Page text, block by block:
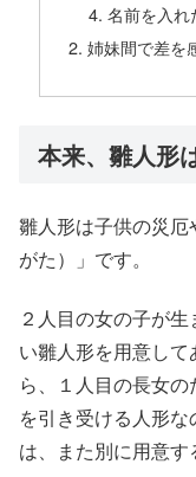
名前を入れ
姉妹間で差を
本来、雛人形
雛人形は子供の災
がた）」です。
２人目の女の子が
い雛人形を用意し
ら、１人目の長女
を引き受ける人形
は、また別に用意す